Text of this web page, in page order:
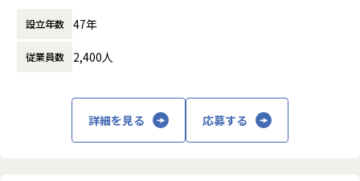
現場と開発者を近づける開発環境として、社内外のAIモデル
プロダクト概要（https://exawizards.com/exabase/studi
ンフラアーキテクチャ提案
－インフラエンジニアチームのリード、および技術的な意思
－「顧客価値の最大化」を追求する受託マインドセットの醸
全で効率的な発展に貢献しています。
設立年数 47年
従業員数 2,400人
詳細を見る 応募する